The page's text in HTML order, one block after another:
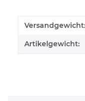
Versandgewicht:
Artikelgewicht: